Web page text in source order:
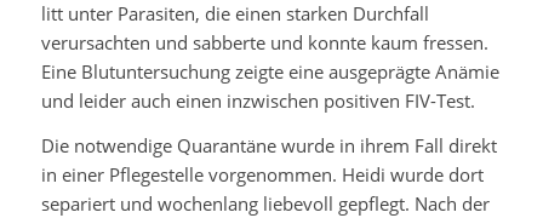
litt unter Parasiten, die einen starken Durchfall
verursachten und sabberte und konnte kaum fressen.
Eine Blutuntersuchung zeigte eine ausgeprägte Anämie
und leider auch einen inzwischen positiven FIV-Test.
Die notwendige Quarantäne wurde in ihrem Fall direkt
in einer Pflegestelle vorgenommen. Heidi wurde dort
separiert und wochenlang liebevoll gepflegt. Nach der